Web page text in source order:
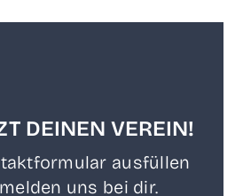
DEINEN VEREIN!
aus­fül­len
uns bei dir.